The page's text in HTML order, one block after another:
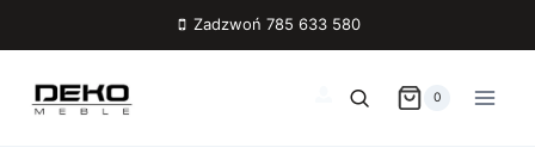
Zadzwoń 785 633 580
0